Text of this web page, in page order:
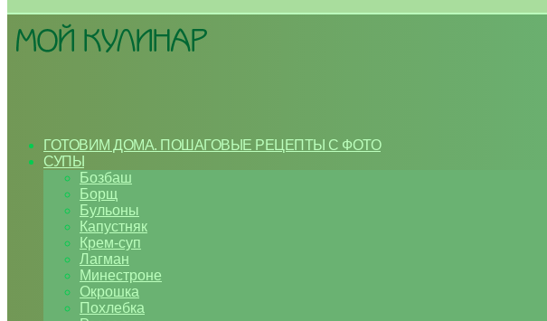
ГОТОВИМ ДОМА. ПОШАГОВЫЕ РЕЦЕПТЫ С ФОТО
СУПЫ
Бозбаш
Борщ
Бульоны
Капустняк
Крем-суп
Лагман
Минестроне
Окрошка
Похлебка